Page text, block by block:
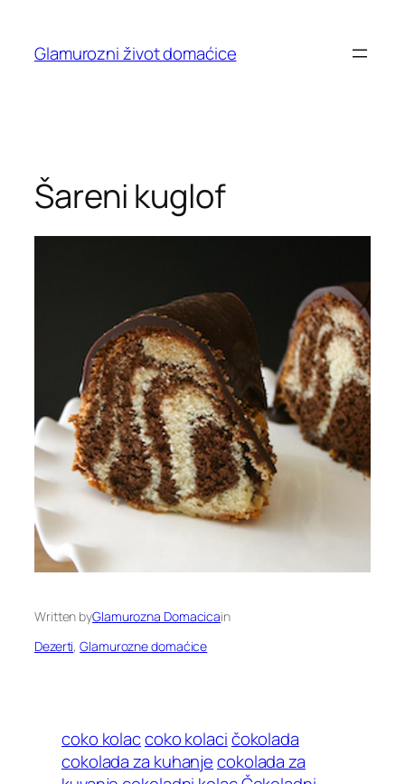
content
Glamurozni život domaćice
Šareni kuglof
Written byGlamurozna Domacicain
Dezerti, Glamurozne domaćice
coko kolaccoko kolacičokolada
cokolada za kuhanjecokolada za